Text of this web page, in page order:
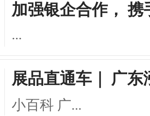
加强银企合作，
...
展品直通车｜ 广
小百科 广...